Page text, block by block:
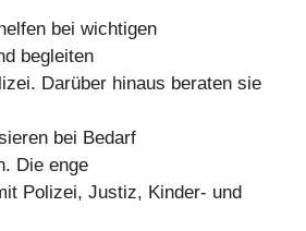
bei wichtigen
begleiten
Darüber hinaus beraten sie
bei Bedarf
Die enge
Polizei, Justiz, Kinder- und